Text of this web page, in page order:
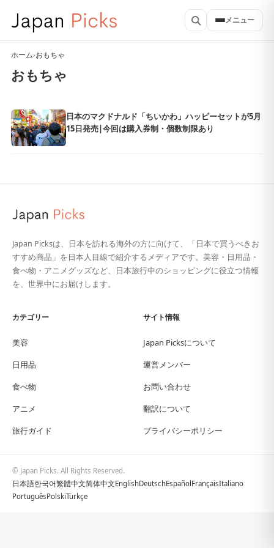
メニュー
ホーム›おもちゃ
おもちゃ
日本のマクドナルド「ちいかわ」ハッピーセットが5月
15日発売|今回は購入券制・個数制限あり
Japan Picksは、日本を訪れる海外の方に向けて、「日本で買うべきお
すすめ商品」を日本人目線で紹介するメディアです。美容・日用品・
食べ物・アニメグッズなど、日本旅行中のショッピングに役立つ情報
を、世界中にお届けします。
カテゴリー
美容
日用品
食べ物
アニメ
旅行ガイド
サイト情報
Japan Picksについて
運営メンバー
お問い合わせ
翻訳について
プライバシーポリシー
© Japan Picks. All Rights Reserved.
日本語한국어繁體中文简体中文EnglishDeutschEspañol FrançaisItaliano
PortuguêsPolskiTürkçe